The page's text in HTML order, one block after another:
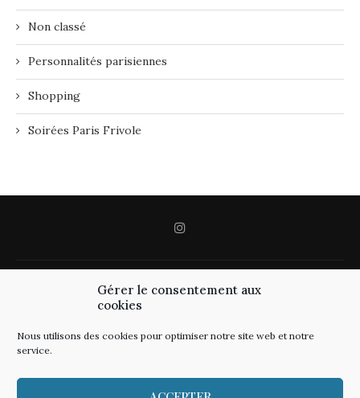
Gérer le consentement aux
cookies
Nous utilisons des cookies pour optimiser notre site web et notre
service.
Non classé
Personnalités parisiennes
Shopping
Soirées Paris Frivole